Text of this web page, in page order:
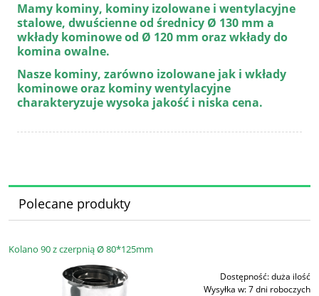
Mamy kominy, kominy izolowane i wentylacyjne
stalowe, dwuścienne od średnicy Ø 130 mm a
wkłady kominowe od Ø 120 mm oraz wkłady do
komina owalne.
Nasze kominy, zarówno izolowane jak i wkłady
kominowe oraz kominy wentylacyjne
charakteryzuje wysoka jakość i niska cena.
Polecane produkty
Kolano 90 z czerpnią Ø 80*125mm
Dostępność:duża ilość
Wysyłka w:7 dni roboczych